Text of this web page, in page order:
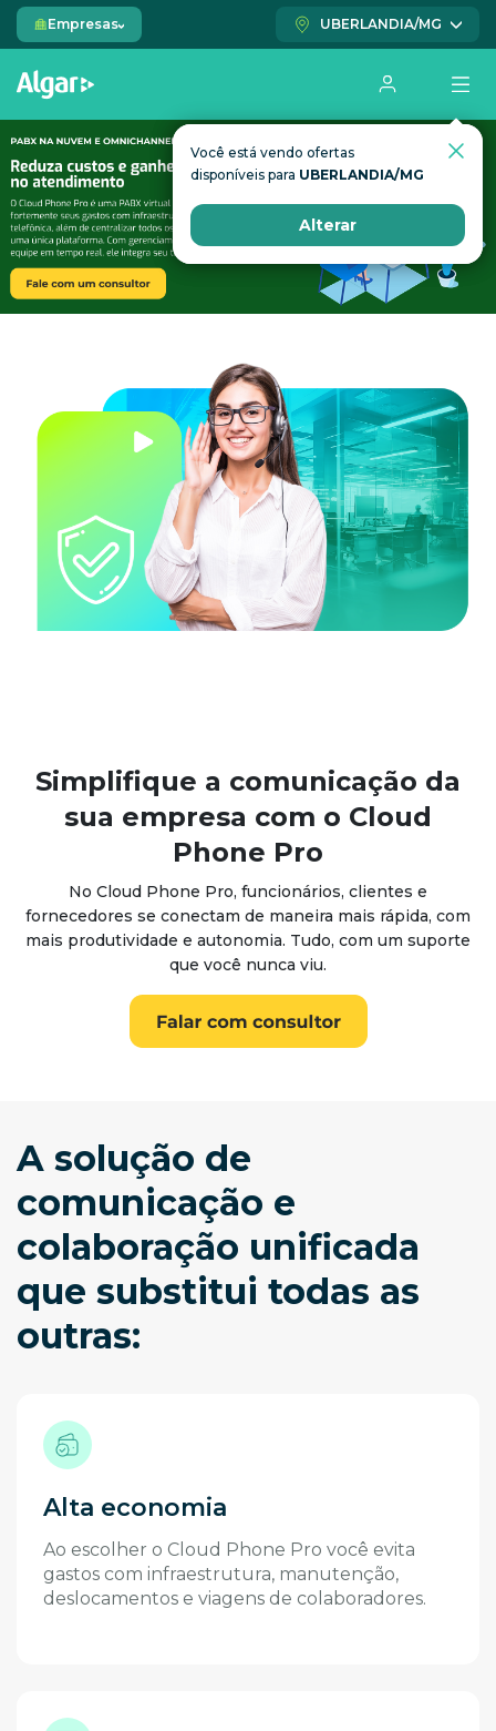
Empresas UBERLANDIA/MG
Você está vendo ofertas
disponíveis para UBERLANDIA/MG
Alterar
Simplifique a comunicação da
sua empresa com o Cloud
Phone Pro
No Cloud Phone Pro, funcionários, clientes e
fornecedores se conectam de maneira mais rápida, com
mais produtividade e autonomia. Tudo, com um suporte
que você nunca viu.
A solução de
comunicação e
colaboração unificada
que substitui todas as
outras:
Alta economia
Ao escolher o Cloud Phone Pro você evita
gastos com infraestrutura, manutenção,
deslocamentos e viagens de colaboradores.
Você está vendo ofertas
disponíveis para UBERLANDIA/MG
Alterar